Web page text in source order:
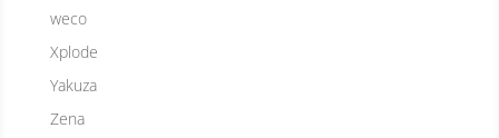
weco
Xplode
Yakuza
Zena